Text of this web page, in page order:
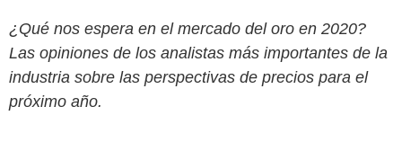
¿Qué nos espera en el mercado del oro en 2020?
Las opiniones de los analistas más importantes de la
industria sobre las perspectivas de precios para el
próximo año.